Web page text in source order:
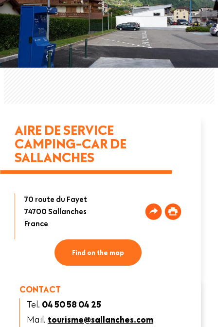
AIRE DE SERVICE
CAMPING-CAR DE
SALLANCHES
70 route du Fayet
74700 Sallanches
France
Find on the map
CONTACT
Tel. 04 50 58 04 25
Mail. tourisme@sallanches.com